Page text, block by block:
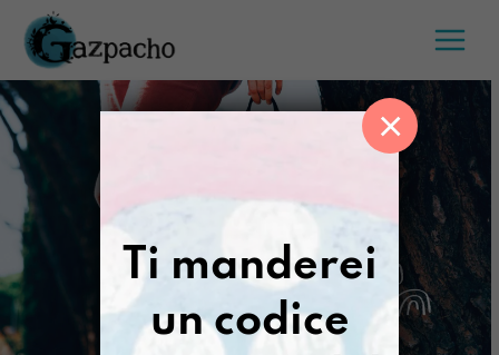
Salta
contenuto
Ti manderei
un codice
×